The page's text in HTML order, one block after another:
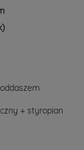
+ styropian